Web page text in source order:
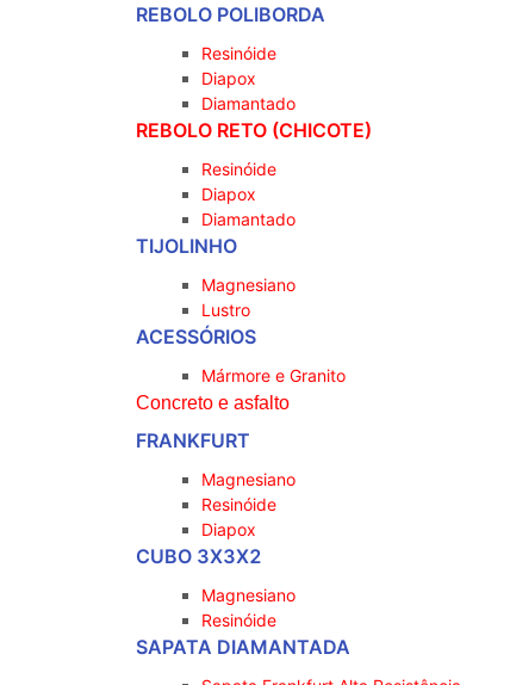
REBOLO POLIBORDA
Resinóide
Diapox
Diamantado
REBOLO RETO (CHICOTE)
Resinóide
Diapox
Diamantado
TIJOLINHO
Magnesiano
Lustro
ACESSÓRIOS
Mármore e Granito
Concreto e asfalto
FRANKFURT
Magnesiano
Resinóide
Diapox
CUBO 3X3X2
Magnesiano
Resinóide
SAPATA DIAMANTADA